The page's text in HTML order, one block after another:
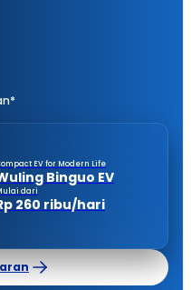
EV for Modern Life
Binguo EV
dari
260 ribu/hari